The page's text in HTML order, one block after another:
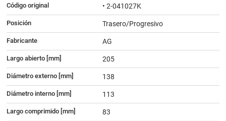
Código original • 2-041027K
Posición Trasero/Progresivo
Fabricante AG
Largo abierto [mm] 205
Diámetro externo [mm] 138
Diámetro interno [mm] 113
Largo comprimido [mm]
83